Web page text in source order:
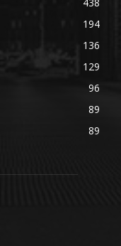
194
136
129
96
89
89